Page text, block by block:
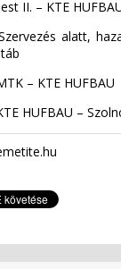
II. – KTE
alatt,
– KTE HUFBAU
HUFBAU –